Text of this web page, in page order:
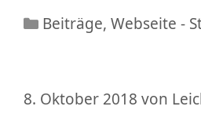
Beiträge,Webseite -
8. Oktober 2018 von